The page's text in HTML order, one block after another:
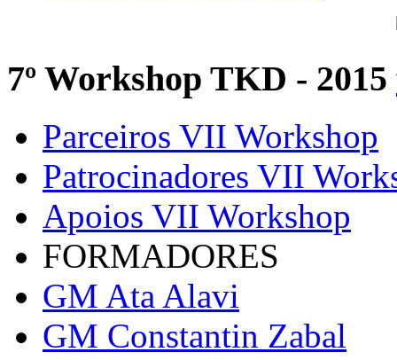
7º Workshop TKD - 2015
Parceiros VII Workshop
Patrocinadores VII
Apoios VII Workshop
FORMADORES
GM Ata Alavi
GM Constantin Zabal